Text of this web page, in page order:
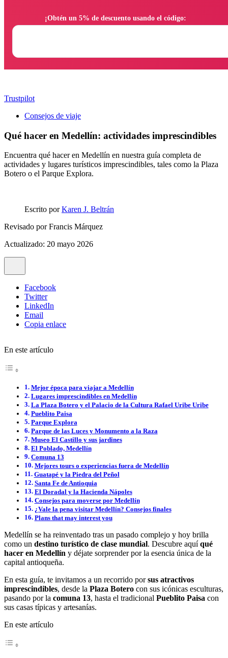
Trustpilot
Consejos de viaje
Qué hacer en Medellín: actividades imprescindibles
Encuentra qué hacer en Medellín en nuestra guía completa de
actividades y lugares turísticos imprescindibles, tales como la Plaza
Botero o el Parque Explora.
Escrito porKaren J. Beltrán
Revisado porFrancis Márquez
Actualizado: 20 mayo 2026
Facebook
Twitter
LinkedIn
Email
Copia enlace
En este artículo
Mejor época para viajar a Medellín
Lugares imprescindibles en Medellín
La Plaza Botero y el Palacio de la Cultura Rafael Uribe Uribe
Pueblito Paisa
Parque Explora
Parque de las Luces y Monumento a la Raza
Museo El Castillo y sus jardines
El Poblado, Medellín
Comuna 13
Mejores tours o experiencias fuera de Medellín
Guatapé y la Piedra del Peñol
Santa Fe de Antioquia
El Doradal y la Hacienda Nápoles
Consejos para moverse por Medellín
¿Vale la pena visitar Medellín? Consejos finales
Plans that may interest you
Medellín se ha reinventado tras un pasado complejo y hoy brilla
como un destino turístico de clase mundial. Descubre aquíqué
hacer en Medellín y déjate sorprender por la esencia única de la
capital antioqueña.
En esta guía, te invitamos a un recorrido porsus atractivos
imprescindibles, desde la Plaza Botero con sus icónicas esculturas,
pasando por la comuna 13, hasta el tradicional Pueblito Paisa con
sus casas típicas y artesanías.
En este artículo